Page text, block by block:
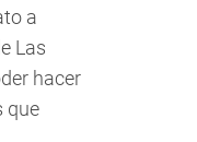
a
Las
hacer
que